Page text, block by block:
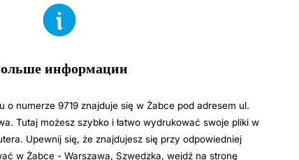
информации
o numerze 9719 znajduje się w Żabce pod adresem ul.
Tutaj możesz szybko i łatwo wydrukować swoje pliki w
Upewnij się, że znajdujesz się przy odpowiedniej
w Żabce - Warszawa, Szwedzka, wejdź na stronę